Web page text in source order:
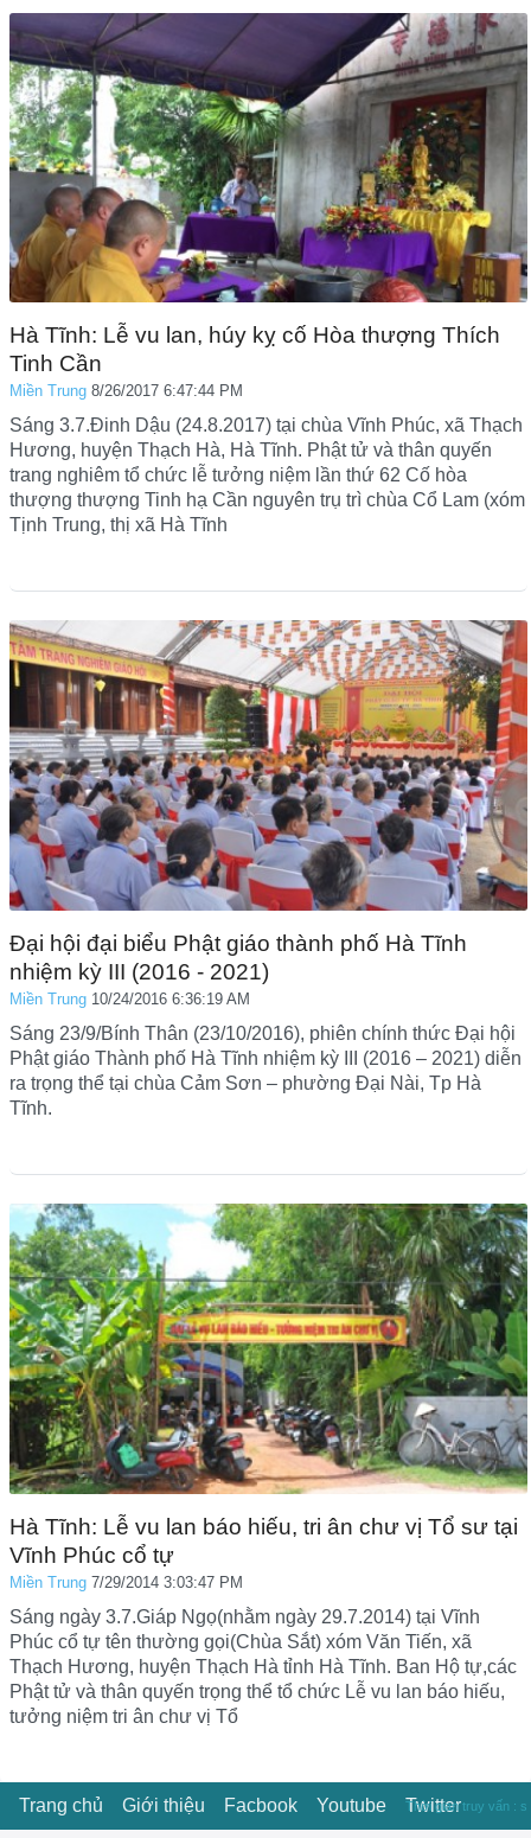
Hà Tĩnh: Lễ vu lan, húy kỵ cố Hòa thượng Thích
Tinh Cần
Miền Trung 8/26/2017 6:47:44 PM
Sáng 3.7.Đinh Dậu (24.8.2017) tại chùa Vĩnh Phúc, xã Thạch
Hương, huyện Thạch Hà, Hà Tĩnh. Phật tử và thân quyến
trang nghiêm tổ chức lễ tưởng niệm lần thứ 62 Cố hòa
thượng thượng Tinh hạ Cần nguyên trụ trì chùa Cổ Lam (xóm
Tịnh Trung, thị xã Hà Tĩnh
Đại hội đại biểu Phật giáo thành phố Hà Tĩnh
nhiệm kỳ III (2016 - 2021)
Miền Trung 10/24/2016 6:36:19 AM
Sáng 23/9/Bính Thân (23/10/2016), phiên chính thức Đại hội
Phật giáo Thành phố Hà Tĩnh nhiệm kỳ III (2016 – 2021) diễn
ra trọng thể tại chùa Cảm Sơn – phường Đại Nài, Tp Hà
Tĩnh.
Hà Tĩnh: Lễ vu lan báo hiếu, tri ân chư vị Tổ sư tại
Vĩnh Phúc cổ tự
Miền Trung 7/29/2014 3:03:47 PM
Sáng ngày 3.7.Giáp Ngọ(nhằm ngày 29.7.2014) tại Vĩnh
Phúc cổ tự tên thường gọi(Chùa Sắt) xóm Văn Tiến, xã
Thạch Hương, huyện Thạch Hà tỉnh Hà Tĩnh. Ban Hộ tự,các
Phật tử và thân quyến trọng thể tổ chức Lễ vu lan báo hiếu,
tưởng niệm tri ân chư vị Tổ
Trang chủ Giới thiệu Facbook Youtube Twitter
Thời gian truy vấn : s